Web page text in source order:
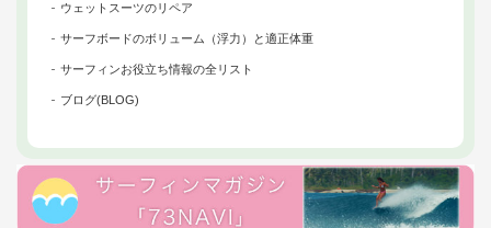
ウェットスーツのリペア
サーフボードのボリューム（浮力）と適正体重
サーフィンお役立ち情報の全リスト
ブログ(BLOG)